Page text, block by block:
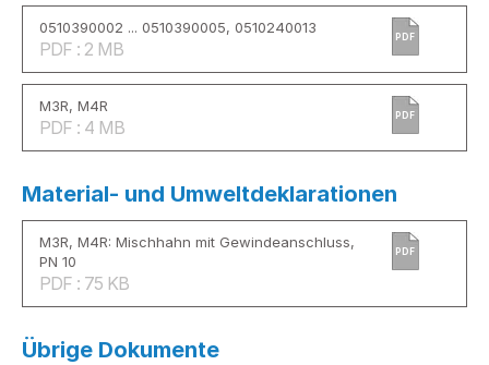
0510390002 ... 0510390005, 0510240013
PDF : 2 MB
PDF
M3R, M4R
PDF : 4 MB
PDF
Material- und Umweltdeklarationen
M3R, M4R: Mischhahn mit Gewindeanschluss,
PN 10
PDF : 75 KB
PDF
Übrige Dokumente